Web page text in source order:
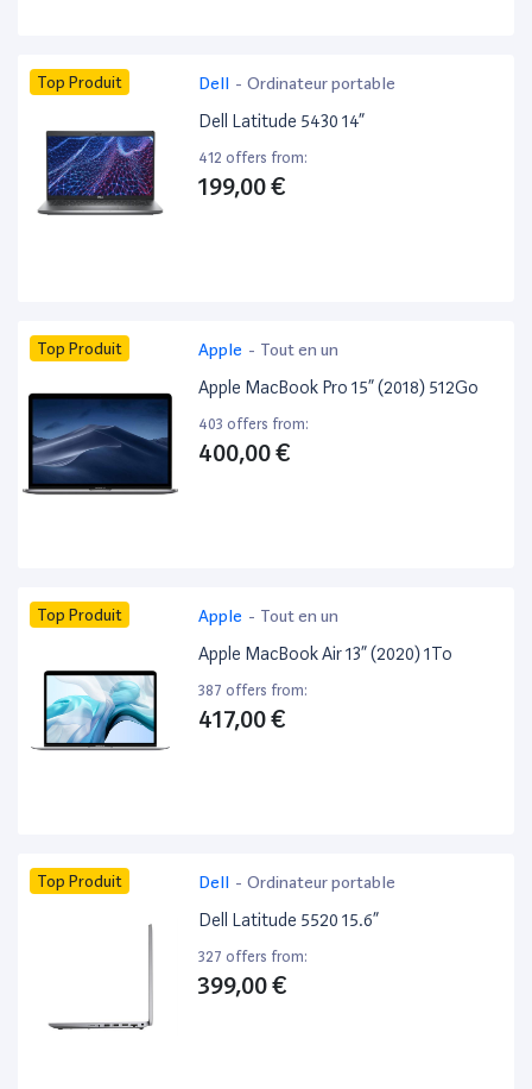
Top Produit Dell - Ordinateur portable
Dell Latitude 5430 14”
412 offers from:
199,00 €
Top Produit Apple - Tout en un
Apple MacBook Pro 15” (2018) 512Go
403 offers from:
400,00 €
Top Produit Apple - Tout en un
Apple MacBook Air 13” (2020) 1To
387 offers from:
417,00 €
Top Produit Dell - Ordinateur portable
Dell Latitude 5520 15.6”
327 offers from:
399,00 €